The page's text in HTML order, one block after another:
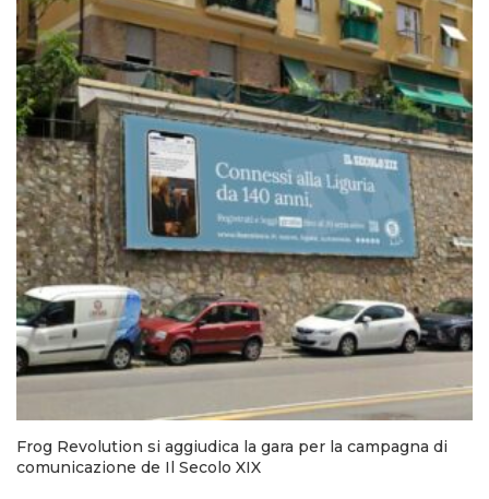
Frog Revolution si aggiudica la gara per la campagna di
comunicazione de Il Secolo XIX